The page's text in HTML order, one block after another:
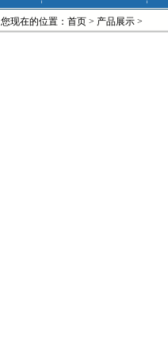
您现在的位置：首页 > 产品展示 >